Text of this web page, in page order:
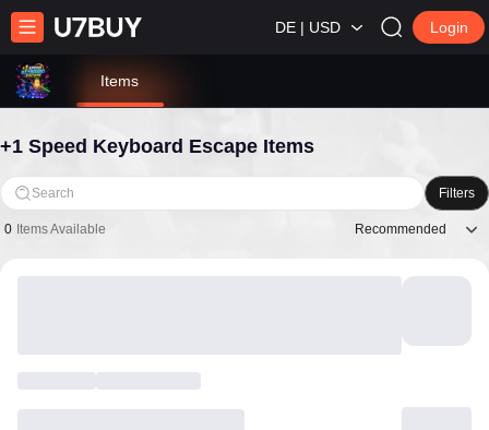
DE | USD Login
Items
+1 Speed Keyboard Escape Items
Search Filters
0 Items Available Recommended